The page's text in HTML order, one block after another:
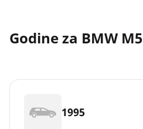
Godine za BMW M5
1995